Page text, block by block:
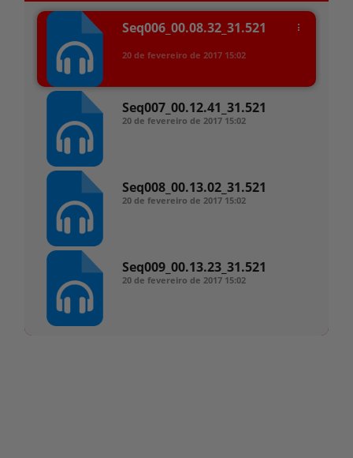
Seq006_00.08.32_31.521
20 de fevereiro de 2017 15:02
Seq007_00.12.41_31.521
20 de fevereiro de 2017 15:02
Seq008_00.13.02_31.521
20 de fevereiro de 2017 15:02
Seq009_00.13.23_31.521
20 de fevereiro de 2017 15:02